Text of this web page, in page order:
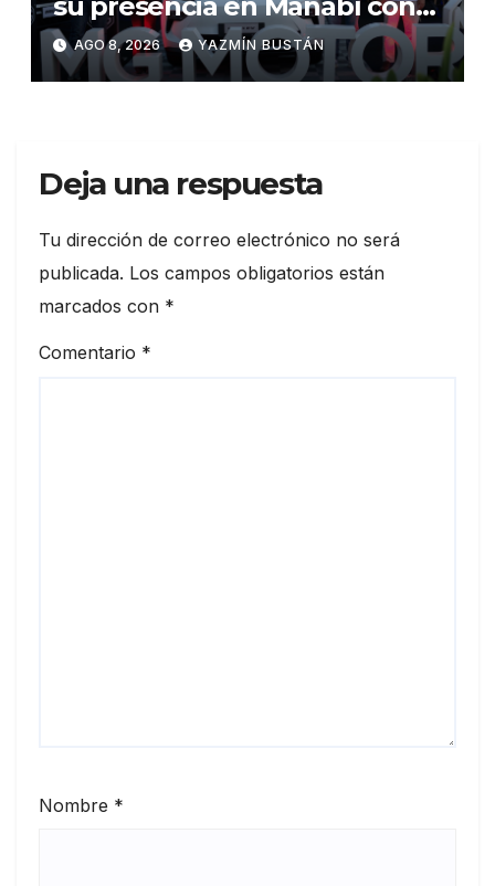
una apuesta por la movilidad
híbrida y eléctrica durante
ExpoAuto del Pacífico 2026
AGO 8, 2026 YAZMÍN BUSTÁN
Deja una respuesta
Tu dirección de correo electrónico no será
publicada. Los campos obligatorios están
marcados con *
Comentario *
Nombre *